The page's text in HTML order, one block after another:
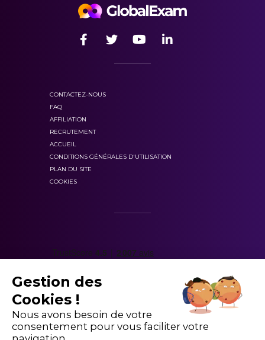
Bon à savoir : Il existe également un test du
CONTACTEZ-NOUS
FAQ
AFFILIATION
RECRUTEMENT
ACCUEIL
CONDITIONS GÉNÉRALES D'UTILISATION
PLAN DU SITE
COOKIES
Gestion des
Cookies !
Nous avons besoin de votre
consentement pour vous faciliter votre